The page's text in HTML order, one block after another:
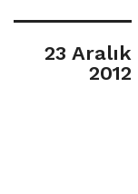
23 Aralık
2012